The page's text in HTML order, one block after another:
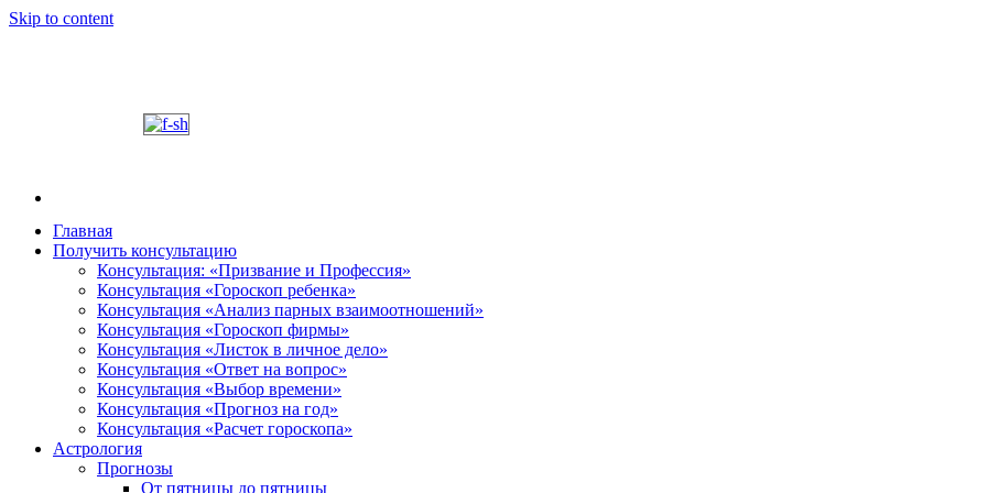
Skip to content
Шабалин Михаил Александрович. Персональный сайт
Председатель Новосибирского астрологического центра "Уран", астропсихолог-консультант,
консультации на основании Вашей натальной карты, расскажет о том, в чем состоит Ваше
том, как с этим связано здоровье. Астропсихолог опишет возможные способы оздоровления
диалога. У Вас будет возможность задавать вопросы по всем интересующим Вас темам. Для того,
и место своего рождения. Знание точного времени своего рождения желательно. Известный
деятель.
Главная
Получить консультацию
Консультация: «Призвание и Профессия»
Консультация «Гороскоп ребенка»
Консультация «Анализ парных взаимоотношений»
Консультация «Гороскоп фирмы»
Консультация «Листок в личное дело»
Консультация «Ответ на вопрос»
Консультация «Выбор времени»
Консультация «Прогноз на год»
Консультация «Расчет гороскопа»
Астрология
Прогнозы
От пятницы до пятницы